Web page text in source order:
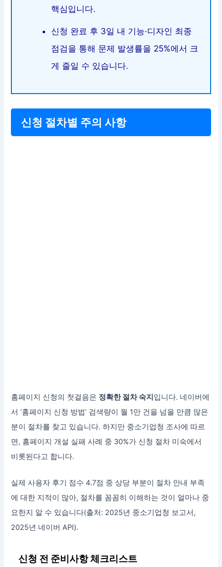
핵심입니다.
신청 완료 후 3일 내 기능·디자인 최종
점검을 통해 문제 발생률을 25%에서 크
게 줄일 수 있습니다.
신청 절차별 주의 사항
홈페이지 신청의 첫걸음은 정확한 절차 숙지입니다. 네이버에
서 ‘홈페이지 신청 방법’ 검색량이 월 1만 건을 넘을 만큼 많은
분이 절차를 찾고 있습니다. 하지만 중소기업청 조사에 따르
면, 홈페이지 개설 실패 사례 중 30%가 신청 절차 미숙에서
비롯된다고 합니다.
실제 사용자 후기 점수 4.7점 중 상당 부분이 절차 안내 부족
에 대한 지적이 많아, 절차를 꼼꼼히 이해하는 것이 얼마나 중
요한지 알 수 있습니다(출처: 2025년 중소기업청 보고서,
2025년 네이버 API).
신청 전 준비사항 체크리스트